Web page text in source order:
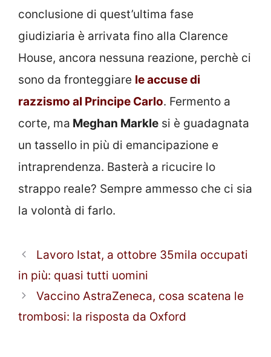
conclusione di quest’ultima fase
giudiziaria è arrivata fino alla Clarence
House, ancora nessuna reazione, perchè ci
sono da fronteggiare le accuse di
razzismo al Principe Carlo. Fermento a
corte, ma Meghan Markle si è guadagnata
un tassello in più di emancipazione e
intraprendenza. Basterà a ricucire lo
strappo reale? Sempre ammesso che ci sia
la volontà di farlo.
Lavoro Istat, a ottobre 35mila occupati
in più: quasi tutti uomini
Vaccino AstraZeneca, cosa scatena le
trombosi: la risposta da Oxford